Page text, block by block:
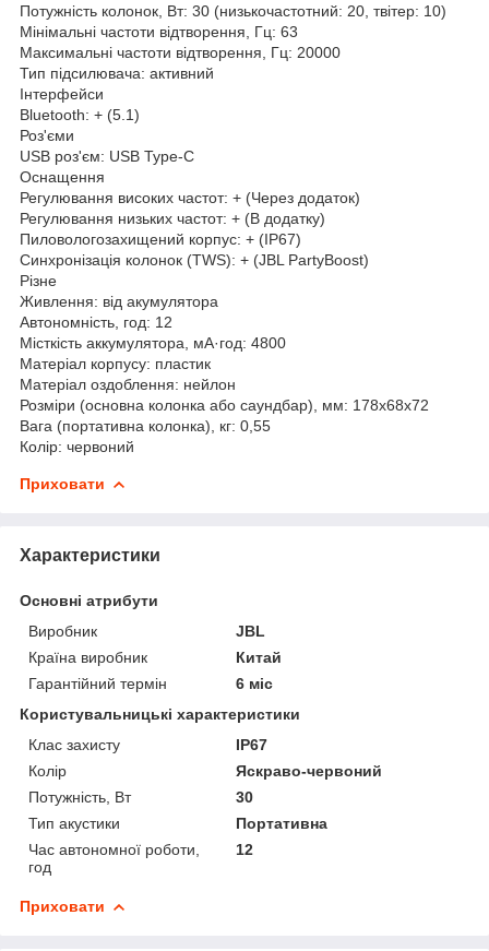
Потужність колонок, Вт: 30 (низькочастотний: 20, твітер: 10)
Мінімальні частоти відтворення, Гц: 63
Максимальні частоти відтворення, Гц: 20000
Тип підсилювача: активний
Інтерфейси
Bluetooth: + (5.1)
Роз'єми
USB роз'єм: USB Type-C
Оснащення
Регулювання високих частот: + (Через додаток)
Регулювання низьких частот: + (В додатку)
Пиловологозахищений корпус: + (IP67)
Синхронізація колонок (TWS): + (JBL PartyBoost)
Різне
Живлення: від акумулятора
Автономність, год: 12
Місткість аккумулятора, мА·год: 4800
Матеріал корпусу: пластик
Матеріал оздоблення: нейлон
Розміри (основна колонка або саундбар), мм: 178x68x72
Вага (портативна колонка), кг: 0,55
Колір: червоний
Приховати
Характеристики
Основні атрибути
Виробник
JBL
Країна виробник
Китай
Гарантійний термін
6 міс
Користувальницькі характеристики
Клас захисту
IP67
Колір
Яскраво-червоний
Потужність, Вт
30
Тип акустики
Портативна
Час автономної роботи,
год
12
Приховати